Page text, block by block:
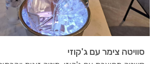
סוויטה צימר עם ג'קוזי